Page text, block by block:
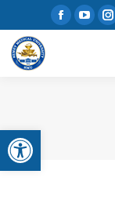
Open toolbar